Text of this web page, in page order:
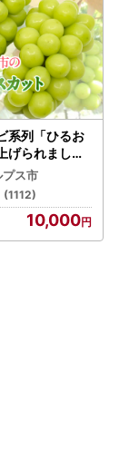
系列「ひるお
げられました
発送先行予
アルプス市産
カット1.2kg A
気 山梨産 高
グ おすすめ |
プス市
(1112)
10,000